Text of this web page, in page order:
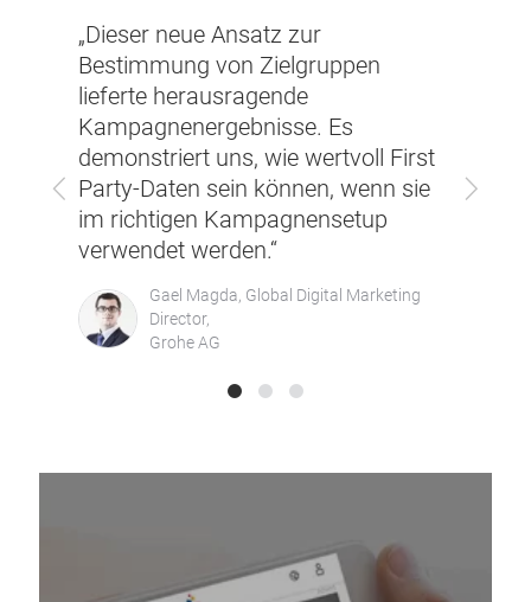
Zurück Vor
„Dieser neue Ansatz zur
Bestimmung von Zielgruppen
lieferte herausragende
Kampagnenergebnisse. Es
demonstriert uns, wie wertvoll First
Party-Daten sein können, wenn sie
im richtigen Kampagnensetup
verwendet werden.“
Gael Magda, Global Digital Marketing
Director,
Grohe AG